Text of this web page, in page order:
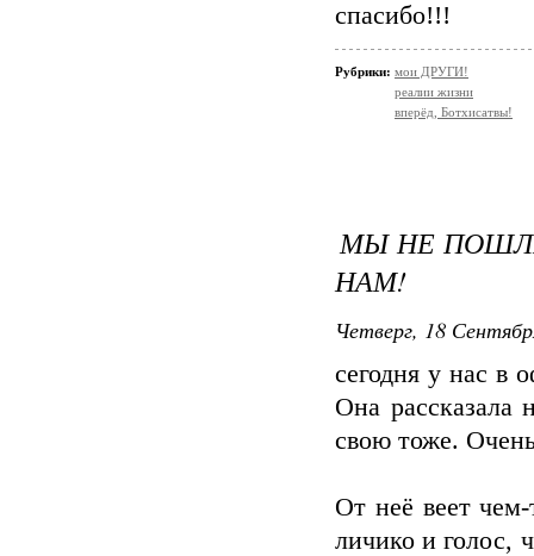
спасибо!!!
Рубрики: мои ДРУГИ!
реалии жизни
вперёд, Ботхисатвы!
МЫ НЕ
НАМ!
Четверг, 18
сегодня у нас в
Она
свою тоже.
От неё веет
личико и голос,